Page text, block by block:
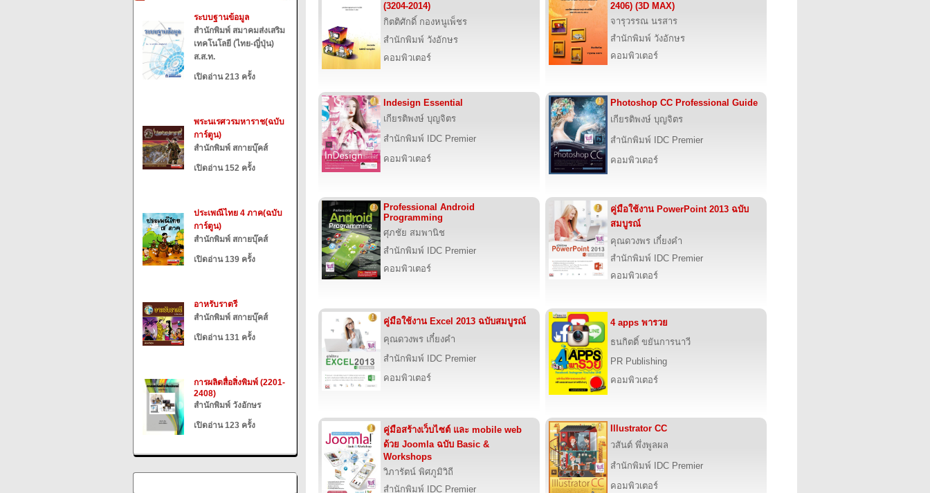
ระบบฐานข้อมูล
สำนักพิมพ์ สมาคมส่งเสริม
เทคโนโลยี (ไทย-ญี่ปุ่น)
ส.ส.ท.
เปิดอ่าน 213 ครั้ง
พระนเรศวรมหาราช(ฉบับ
การ์ตูน)
สำนักพิมพ์ สกายบุ๊คส์
เปิดอ่าน 152 ครั้ง
ประเพณีไทย 4 ภาค(ฉบับ
การ์ตูน)
สำนักพิมพ์ สกายบุ๊คส์
เปิดอ่าน 139 ครั้ง
อาหรับราตรี
สำนักพิมพ์ สกายบุ๊คส์
เปิดอ่าน 131 ครั้ง
การผลิตสื่อสิ่งพิมพ์ (2201-
2408)
สำนักพิมพ์ วังอักษร
เปิดอ่าน 123 ครั้ง
(3204-2014)
กิตติศักดิ์ กองหนูเพ็ชร
สำนักพิมพ์ วังอักษร
คอมพิวเตอร์
2406) (3D MAX)
จารุวรรณ นรสาร
สำนักพิมพ์ วังอักษร
คอมพิวเตอร์
Indesign Essential
เกียรติพงษ์ บุญจิตร
สำนักพิมพ์ IDC Premier
คอมพิวเตอร์
Photoshop CC Professional Guide
เกียรติพงษ์ บุญจิตร
สำนักพิมพ์ IDC Premier
คอมพิวเตอร์
Professional Android
Programming
ศุภชัย สมพานิช
สำนักพิมพ์ IDC Premier
คอมพิวเตอร์
คู่มือใช้งาน PowerPoint 2013 ฉบับ
สมบูรณ์
คุณดวงพร เกี๋ยงคำ
สำนักพิมพ์ IDC Premier
คอมพิวเตอร์
คู่มือใช้งาน Excel 2013 ฉบับสมบูรณ์
คุณดวงพร เกี๋ยงคำ
สำนักพิมพ์ IDC Premier
คอมพิวเตอร์
4 apps พารวย
ธนกิตติ์ ขยันการนาวี
PR Publishing
คอมพิวเตอร์
คู่มือสร้างเว็บไซต์ และ mobile web
ด้วย Joomla ฉบับ Basic &
Workshops
วิภารัตน์ พิศภูมิวิถี
สำนักพิมพ์ IDC Premier
Illustrator CC
วสันต์ พึ่งพูลผล
สำนักพิมพ์ IDC Premier
คอมพิวเตอร์